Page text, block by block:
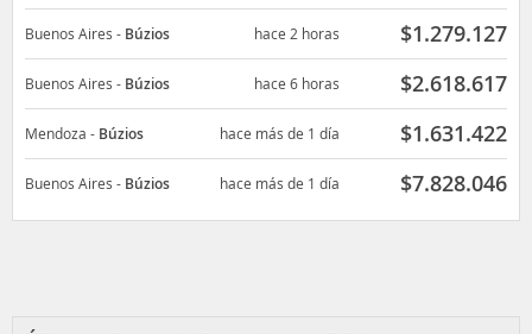
Buenos Aires - Búzios hace 2 horas $1.279.127
Buenos Aires - Búzios hace 6 horas $2.618.617
Mendoza - Búzios hace más de 1 día $1.631.422
Buenos Aires - Búzios hace más de 1 día $7.828.046